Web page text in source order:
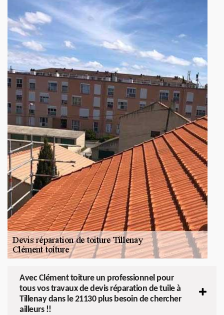
Avec Clément toiture un professionnel pour
tous vos travaux de devis réparation de tuile à
Tillenay dans le 21130 plus besoin de chercher
ailleurs !!